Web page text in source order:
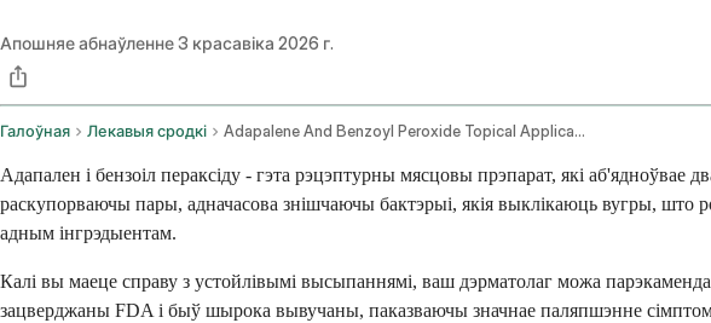
Апошняе абнаўленне3 красавіка 2026 г.
Галоўная Лекавыя сродкі Adapalene And Benzoyl Peroxide Topical Application Route
Адапален і бензоіл пераксіду - гэта рэцэптурны мясцовы прэпарат, які аб'ядноўвае
раскупорваючы пары, адначасова знішчаючы бактэрыі, якія выклікаюць вугры, што
адным інгрэдыентам.
Калі вы маеце справу з устойлівымі высыпаннямі, ваш дэрматолаг можа
зацверджаны FDA і быў шырока вывучаны, паказваючы значнае паляпшэнне